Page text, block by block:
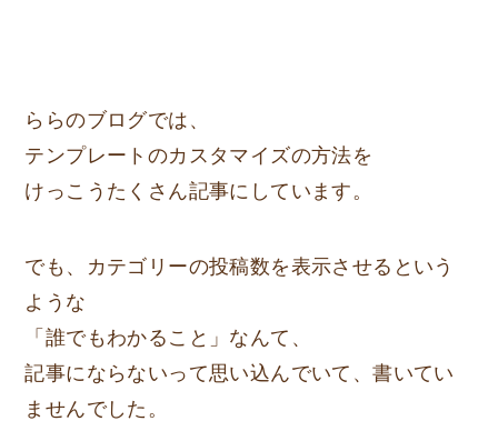
ららのブログでは、
テンプレートのカスタマイズの方法を
けっこうたくさん記事にしています。
でも、カテゴリーの投稿数を表示させるという
ような
「誰でもわかること」なんて、
記事にならないって思い込んでいて、書いてい
ませんでした。